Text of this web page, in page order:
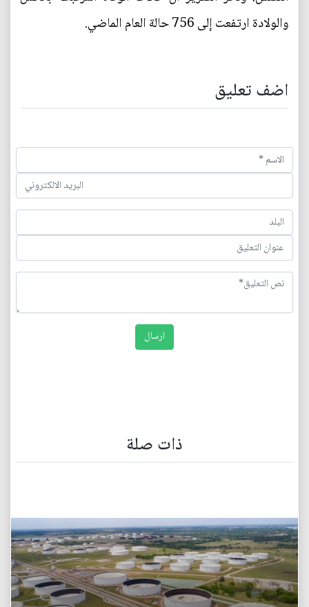
والولادة ارتفعت إلى 756 حالة العام الماضي.
اضف تعليق
ذات صلة